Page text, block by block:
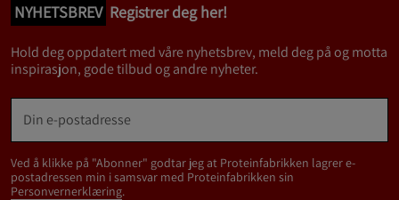
NYHETSBREV Registrer deg her!
Hold deg oppdatert med våre nyhetsbrev, meld deg på og motta
inspirasjon, gode tilbud og andre nyheter.
Ved å klikke på "Abonner" godtar jeg at Proteinfabrikken lagrer e-
postadressen min i samsvar med Proteinfabrikken sin
Personvernerklæring.